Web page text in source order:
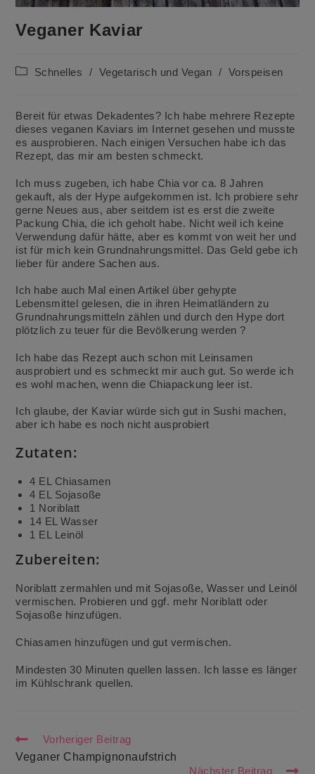
Veganer Kaviar
Beitrags-
Schnelles / Vegetarisch und Vegan / Vorspeisen
Bereit für etwas Dekadentes? Ich habe mehrere Rezepte
dieses veganen Kaviars im Internet gesehen und musste
es ausprobieren. Nach einigen Versuchen habe ich das
Rezept, das mir am besten schmeckt.
Ich muss zugeben, ich habe Chia vor ca. 8 Jahren
gekauft, als der Hype aufgekommen ist. Ich probiere sehr
gerne Neues aus, aber seitdem ist es erst die zweite
Packung Chia, die ich geholt habe. Nicht weil ich keine
Verwendung dafür hätte, aber es kommt von weit her und
ist für mich kein Grundnahrungsmittel. Das Geld gebe ich
lieber für andere Sachen aus.
Ich habe auch Mal einen Artikel über gehypte
Lebensmittel gelesen, die in ihren Heimatländern zu
Grundnahrungsmitteln zählen und durch den Hype dort
plötzlich zu teuer für die Bevölkerung werden ?
Ich habe das Rezept auch schon mit Leinsamen
ausprobiert und es schmeckt mir auch gut. So werde ich
es wohl machen, wenn die Chiapackung leer ist.
Ich glaube, der Kaviar würde sich gut in Sushi machen,
aber ich habe es noch nicht ausprobiert
Zutaten:
4 EL Chiasamen
4 EL Sojasoße
1 Noriblatt
14 EL Wasser
1 EL Leinöl
Zubereiten:
Noriblatt zermahlen und mit Sojasoße, Wasser und Leinöl
vermischen. Probieren und ggf. mehr Noriblatt oder
Sojasoße hinzufügen.
Chiasamen hinzufügen und gut vermischen.
Mindesten 30 Minuten quellen lassen. Ich lasse es länger
im Kühlschrank quellen.
Weitere
Artikel
ansehen
Vorheriger Beitrag
Veganer Champignonaufstrich
Nächster Beitrag